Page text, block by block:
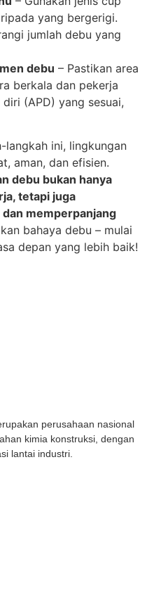
yang bergerigi.
jumlah debu yang
debu – Pastikan area
berkala dan pekerja
(APD) yang sesuai,
langkah ini, lingkungan
aman, dan efisien.
debu bukan hanya
tetapi juga
memperpanjang
bahaya debu – mulai
depan yang lebih baik!
perusahaan nasional
kimia konstruksi, dengan
lantai industri.